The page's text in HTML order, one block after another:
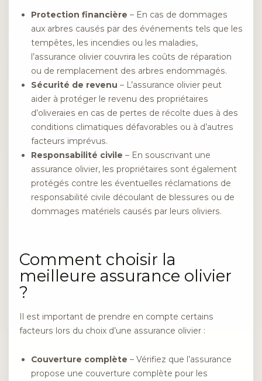
Protection financière – En cas de dommages
aux arbres causés par des événements tels que les
tempêtes, les incendies ou les maladies,
l’assurance olivier couvrira les coûts de réparation
ou de remplacement des arbres endommagés.
Sécurité de revenu – L’assurance olivier peut
aider à protéger le revenu des propriétaires
d’oliveraies en cas de pertes de récolte dues à des
conditions climatiques défavorables ou à d’autres
facteurs imprévus.
Responsabilité civile – En souscrivant une
assurance olivier, les propriétaires sont également
protégés contre les éventuelles réclamations de
responsabilité civile découlant de blessures ou de
dommages matériels causés par leurs oliviers.
Comment choisir la
meilleure assurance olivier
?
Il est important de prendre en compte certains
facteurs lors du choix d’une assurance olivier :
Couverture complète – Vérifiez que l’assurance
propose une couverture complète pour les